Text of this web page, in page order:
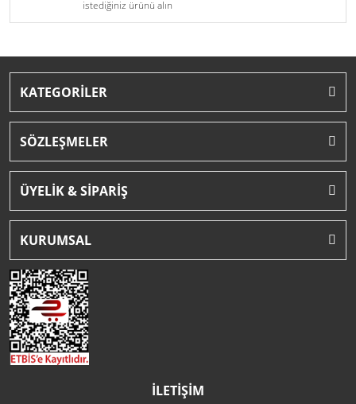
istediğiniz ürünü alın
KATEGORİLER
SÖZLEŞMELER
ÜYELİK & SİPARİŞ
KURUMSAL
İLETİŞİM